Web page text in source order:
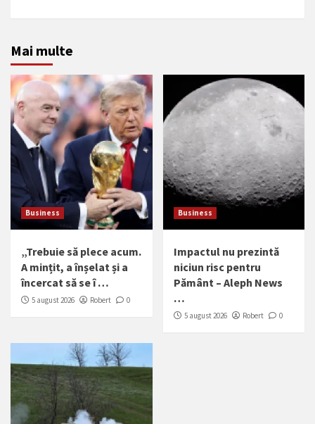
Mai multe
Business
„Trebuie să plece acum.
A mințit, a înșelat și a
încercat să se î …
5 august 2026 Robert 0
Business
Impactul nu prezintă
niciun risc pentru
Pământ – Aleph News
…
5 august 2026 Robert 0